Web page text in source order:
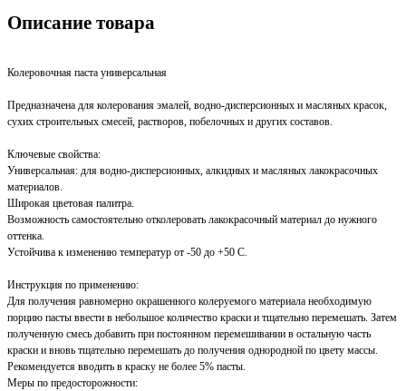
Описание товара
Колеровочная паста универсальная
Предназначена для колерования эмалей, водно-дисперсионных и масляных красок,
сухих строительных смесей, растворов, побелочных и других составов.
Ключевые свойства:
Универсальная: для водно-дисперсионных, алкидных и масляных лакокрасочных
материалов.
Широкая цветовая палитра.
Возможность самостоятельно отколеровать лакокрасочный материал до нужного
оттенка.
Устойчива к изменению температур от -50 до +50 С.
Инструкция по применению:
Для получения равномерно окрашенного колеруемого материала необходимую
порцию пасты ввести в небольшое количество краски и тщательно перемешать. Затем
полученную смесь добавить при постоянном перемешивании в остальную часть
краски и вновь тщательно перемешать до получения однородной по цвету массы.
Рекомендуется вводить в краску не более 5% пасты.
Меры по предосторожности: